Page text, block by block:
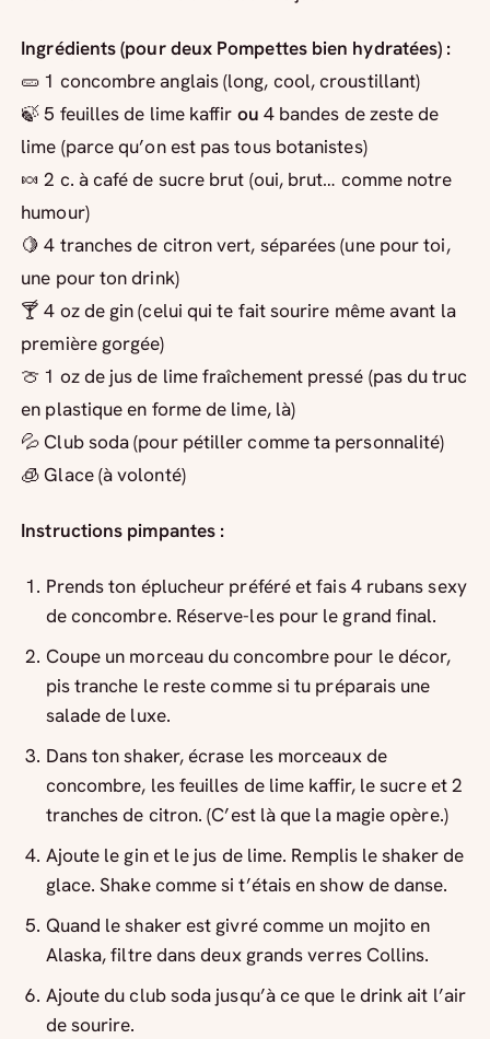
Ingrédients (pour deux Pompettes bien hydratées) :
🥒 1 concombre anglais (long, cool, croustillant)
🍃 5 feuilles de lime kaffir ou 4 bandes de zeste de
lime (parce qu’on est pas tous botanistes)
🍬 2 c. à café de sucre brut (oui, brut… comme notre
humour)
🍋 4 tranches de citron vert, séparées (une pour toi,
une pour ton drink)
🍸 4 oz de gin (celui qui te fait sourire même avant la
première gorgée)
🍈 1 oz de jus de lime fraîchement pressé (pas du truc
en plastique en forme de lime, là)
💦 Club soda (pour pétiller comme ta personnalité)
🧊 Glace (à volonté)
Instructions pimpantes :
Prends ton éplucheur préféré et fais 4 rubans sexy
de concombre. Réserve-les pour le grand final.
Coupe un morceau du concombre pour le décor,
pis tranche le reste comme si tu préparais une
salade de luxe.
Dans ton shaker, écrase les morceaux de
concombre, les feuilles de lime kaffir, le sucre et 2
tranches de citron. (C’est là que la magie opère.)
Ajoute le gin et le jus de lime. Remplis le shaker de
glace. Shake comme si t’étais en show de danse.
Quand le shaker est givré comme un mojito en
Alaska, filtre dans deux grands verres Collins.
Ajoute du club soda jusqu’à ce que le drink ait l’air
de sourire.